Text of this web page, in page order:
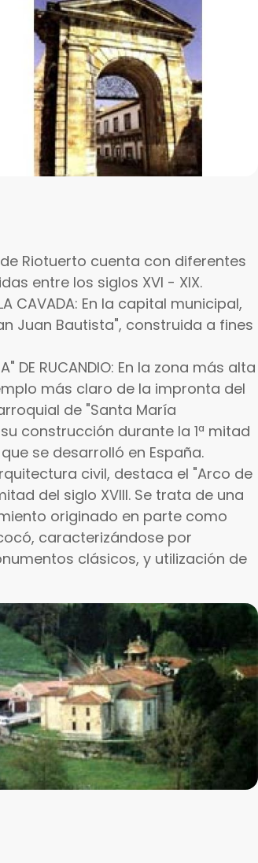
Riotuerto cuenta con diferentes
entre los siglos XVI - XIX.
LA CAVADA: En la capital municipal,
Juan Bautista", construida a fines
DE RUCANDIO: En la zona más alta
más claro de la impronta del
de "Santa María
construcción durante la 1ª mitad
se desarrolló en España.
civil, destaca el "Arco de
del siglo XVIII. Se trata de una
originado en parte como
caracterizándose por
clásicos, y utilización de